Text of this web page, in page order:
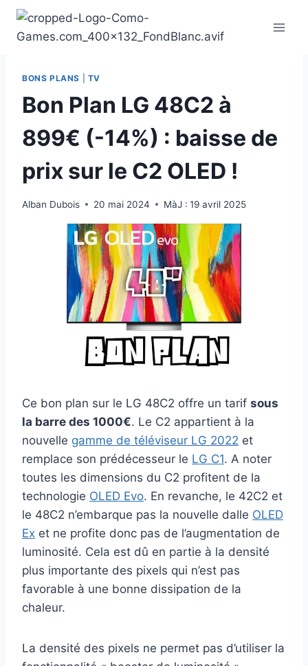
Aller
contenu
BONS PLANS TV
Bon Plan LG 48C2 à
899€ (-14%) : baisse de
prix sur le C2 OLED !
Alban Dubois 20 mai 2024 MàJ : 19 avril 2025
Ce bon plan sur le LG 48C2 offre un tarif sous
la barre des 1000€. Le C2 appartient à la
nouvelle gamme de téléviseur LG 2022 et
remplace son prédécesseur le LG C1. A noter
toutes les dimensions du C2 profitent de la
technologie OLED Evo. En revanche, le 42C2 et
le 48C2 n’embarque pas la nouvelle dalle OLED
Ex et ne profite donc pas de l’augmentation de
luminosité. Cela est dû en partie à la densité
plus importante des pixels qui n’est pas
favorable à une bonne dissipation de la
chaleur.
La densité des pixels ne permet pas d’utiliser la